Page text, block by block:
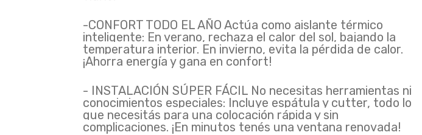
-CONFORT TODO EL AÑO Actúa como aislante térmico
inteligente: En verano, rechaza el calor del sol, bajando la
temperatura interior. En invierno, evita la pérdida de calor.
¡Ahorra energía y gana en confort!
- INSTALACIÓN SÚPER FÁCIL No necesitas herramientas ni
conocimientos especiales: Incluye espátula y cutter, todo lo
que necesitás para una colocación rápida y sin
complicaciones. ¡En minutos tenés una ventana renovada!